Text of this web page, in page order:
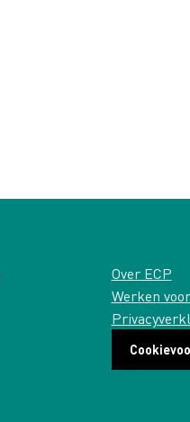
Over ECP
Werken